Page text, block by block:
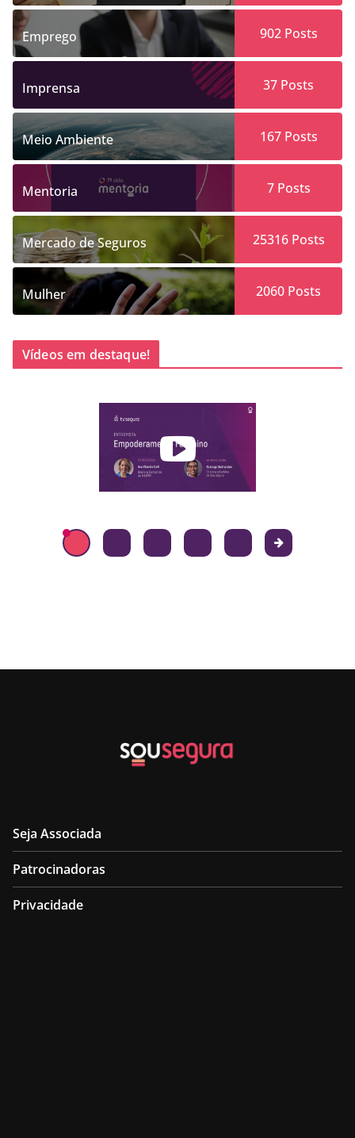
Emprego 902Posts
Imprensa 37 Posts
Meio Ambiente 167Posts
Mentoria 7Posts
Mercado de Seguros 25316Posts
Mulher 2060 Posts
Vídeos em destaque!
Seja Associada
Patrocinadoras
Privacidade